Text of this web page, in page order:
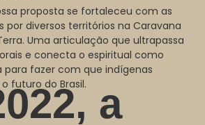
proposta se fortaleceu com as
por diversos territórios na Caravana
Uma articulação que ultrapassa
e conecta o espiritual como
fazer com que indígenas
futuro do Brasil.
a